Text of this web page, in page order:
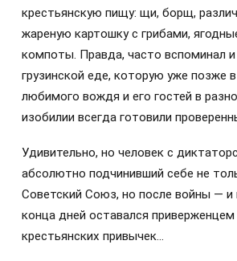
крестьянскую пищу: щи, борщ,
жареную картошку с грибами,
компоты. Правда, часто вспоминал
грузинской еде, которую уже позже
любимого вождя и его гостей в
изобилии всегда готовили
Удивительно, но человек с
абсолютно подчинивший себе не
Советский Союз, но после войны — и
конца дней оставался
крестьянских привычек…